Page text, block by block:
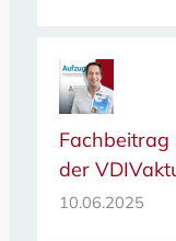
Fachbeitrag
der
10.06.2025